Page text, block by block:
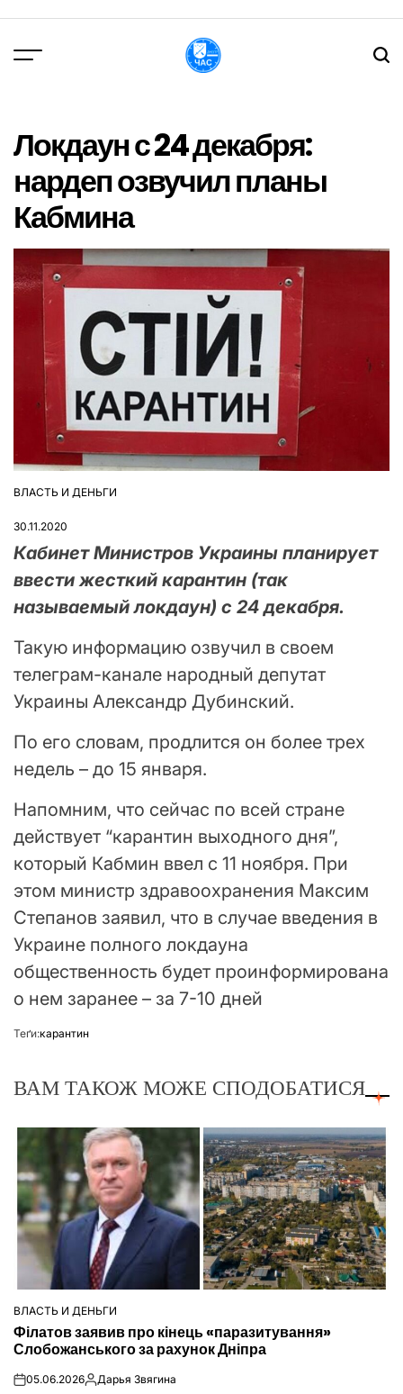
вмісту
Локдаун с 24 декабря:
нардеп озвучил планы
Кабмина
ОПУБЛІКУВАТИ
ВЛАСТЬ И ДЕНЬГИ
30.11.2020
Кабинет Министров Украины планирует
ввести жесткий карантин (так
называемый локдаун) с 24 декабря.
Такую информацию озвучил в своем
телеграм-канале народный депутат
Украины Александр Дубинский.
По его словам, продлится он более трех
недель – до 15 января.
Напомним, что сейчас по всей стране
действует “карантин выходного дня”,
который Кабмин ввел с 11 ноября. При
этом министр здравоохранения Максим
Степанов заявил, что в случае введения в
Украине полного локдауна
общественность будет проинформирована
о нем заранее – за 7-10 дней
Теґи:карантин
ВАМ ТАКОЖ МОЖЕ СПОДОБАТИСЯ
ОПУБЛІКУВАТИ
У
ВЛАСТЬ И ДЕНЬГИ
Філатов заявив про кінець «паразитування»
Слобожанського за рахунок Дніпра
on05.06.2026Опубліковано
Дарья Звягина